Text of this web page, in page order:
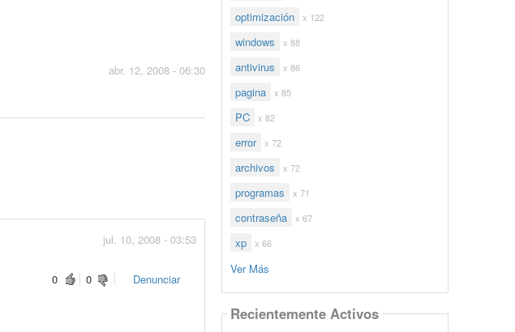
abr. 12, 2008 - 06:30
jul. 10, 2008 - 03:53
0
0 Denunciar
optimización x 122
windows x 88
antivirus x 86
pagina x 85
PC x 82
error x 72
archivos x 72
programas x 71
contraseña x 67
xp x 66
Ver Más
Recientemente Activos